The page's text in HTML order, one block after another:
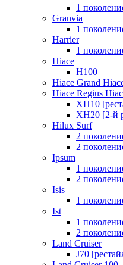
1
Granvia
1
Harrier
1
Hiace
H100
Hiace Grand
Hiace Regius
XH10
XH20 [2-й
Hilux Surf
2
2
Ipsum
1
2
Isis
1
Ist
1
2
Land Cruiser
J70